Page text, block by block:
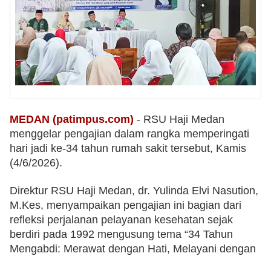
MEDAN (patimpus.com) - RSU Haji Medan
menggelar pengajian dalam rangka memperingati
hari jadi ke-34 tahun rumah sakit tersebut, Kamis
(4/6/2026).
Direktur RSU Haji Medan, dr. Yulinda Elvi Nasution,
M.Kes, menyampaikan pengajian ini bagian dari
refleksi perjalanan pelayanan kesehatan sejak
berdiri pada 1992 mengusung tema “34 Tahun
Mengabdi: Merawat dengan Hati, Melayani dengan